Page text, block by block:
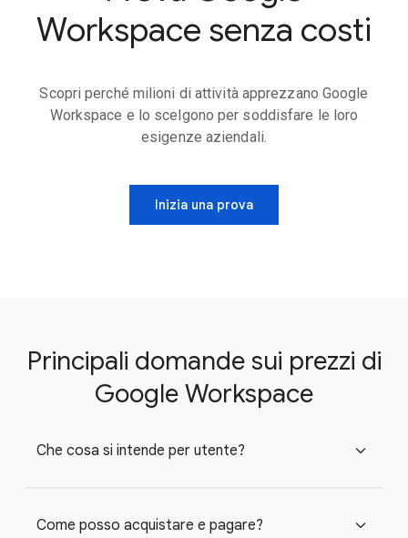
Workspace senza costi
Scopri perché milioni di attività apprezzano Google
Workspace e lo scelgono per soddisfare le loro
esigenze aziendali.
Inizia una prova
Principali domande sui prezzi di
Google Workspace
Che cosa si intende per utente? expand_more
Come posso acquistare e pagare? expand_more